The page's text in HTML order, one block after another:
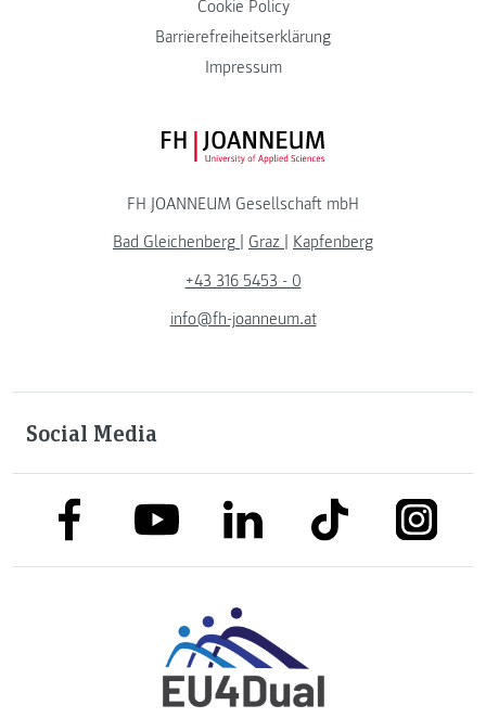
Cookie Policy
Barrierefreiheitserklärung
Impressum
FH JOANNEUM Logo
FH JOANNEUM Gesellschaft mbH
Bad Gleichenberg
Graz
Kapfenberg
+43 316 5453 - 0
info@fh-joanneum.at
Social Media
link to facebooklink to youtubelink to linkedinlink to tiktok